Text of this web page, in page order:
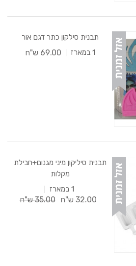
תבנית סילקון כתר דגם אור
1 במארז
69.00 ש"ח
תבנית סיליקון מיני מגנום+חבילת
מקלות
1 במארז
32.00 ש"ח 35.00 ש"ח